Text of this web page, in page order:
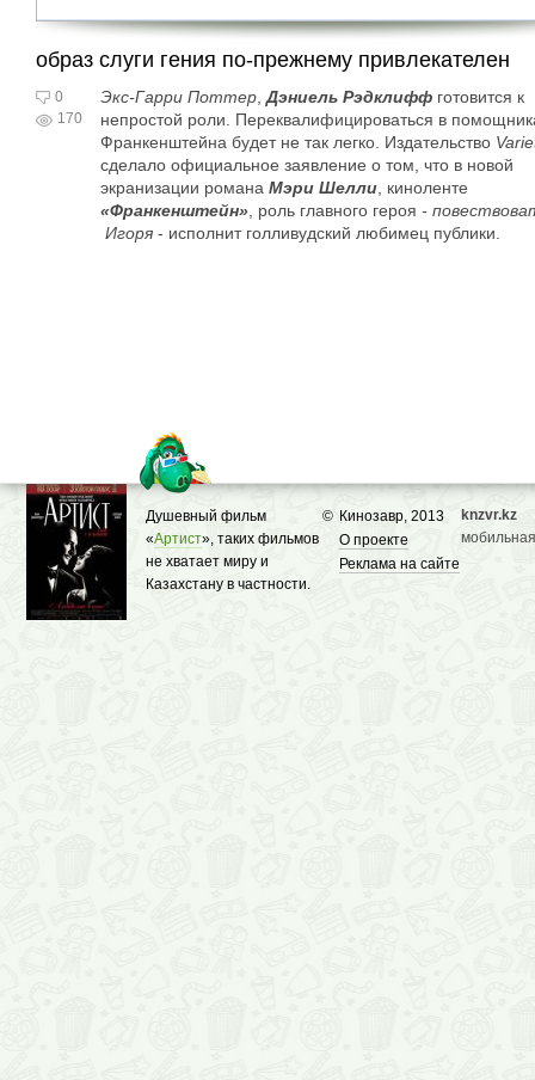
образ слуги гения по-прежнему привлекателен
0
170
Экс-Гарри Поттер, Дэниель Рэдклиффготовится к
непростой роли. Переквалифицироваться в
Франкенштейна будет не так легко. Издательство
сделало официальное заявление о том, что в новой
экранизации романа Мэри Шелли, киноленте
«Франкенштейн», роль главного героя -
Игоря- исполнит голливудский любимец публики.
© Кинозавр, 2013
О проекте
Реклама на сайте
Душевный фильм
«Артист», таких фильмов
не хватает миру и
Казахстану в частности.
knzvr.kz